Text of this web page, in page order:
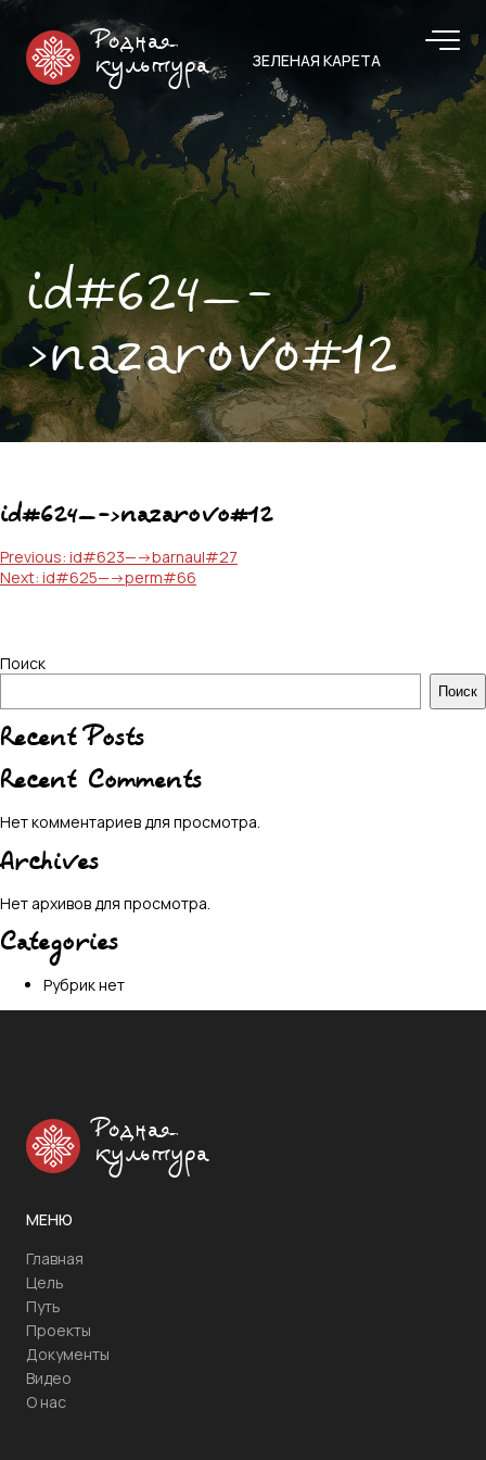
Родная
культура
ЗЕЛЕНАЯ КАРЕТА
id#624—-
>nazarovo#12
id#624—->nazarovo#12
Навигация
по
Previous: id#623—->barnaul#27
Next: id#625—->perm#66
Поиск
Поиск
Recent Posts
Recent Comments
Нет комментариев для просмотра.
Archives
Нет архивов для просмотра.
Categories
Рубрик нет
Родная
культура
МЕНЮ
Главная
Цель
Путь
Проекты
Документы
Видео
О нас